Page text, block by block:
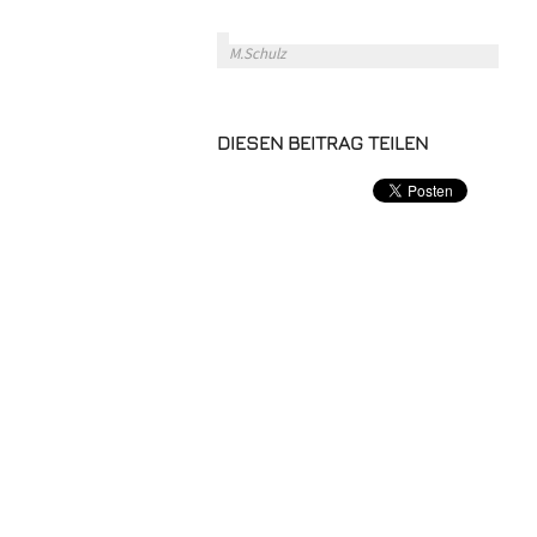
M.Schulz
DIESEN BEITRAG TEILEN